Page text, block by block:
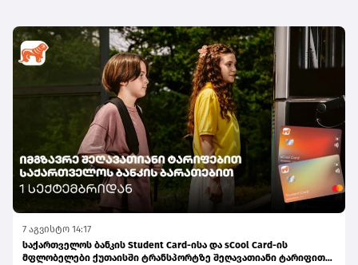
7 აგვისტო 14:17
საქართველოს ბანკის Student Card-ისა და sCool Card-ის
მფლობელები ქუთაისში ტრანსპორტზე შეღავათიანი ტარიფით